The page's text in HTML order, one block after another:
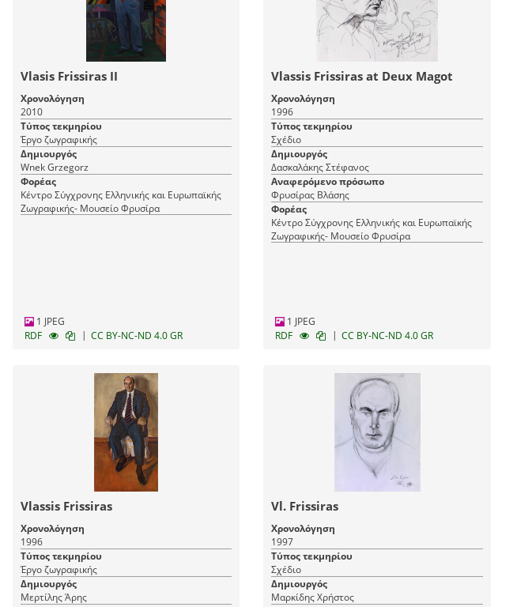
Vlasis Frissiras ΙΙ
Χρονολόγηση
2010
Τύπος τεκμηρίου
Έργο ζωγραφικής
Δημιουργός
Wnek Grzegorz
Φορέας
Κέντρο Σύγχρονης Ελληνικής και Ευρωπαϊκής
Ζωγραφικής- Μουσείο Φρυσίρα
1 JPEG
RDF
| CC BY-NC-ND 4.0 GR
Vlassis Frissiras at Deux Magot
Χρονολόγηση
1996
Τύπος τεκμηρίου
Σχέδιο
Δημιουργός
Δασκαλάκης Στέφανος
Αναφερόμενο πρόσωπο
Φρυσίρας Βλάσης
Φορέας
Κέντρο Σύγχρονης Ελληνικής και Ευρωπαϊκής
Ζωγραφικής- Μουσείο Φρυσίρα
1 JPEG
RDF
| CC BY-NC-ND 4.0 GR
Vlassis Frissiras
Χρονολόγηση
1996
Τύπος τεκμηρίου
Έργο ζωγραφικής
Δημιουργός
Μερτίλης Άρης
Vl. Frissiras
Χρονολόγηση
1997
Τύπος τεκμηρίου
Σχέδιο
Δημιουργός
Μαρκίδης Χρήστος